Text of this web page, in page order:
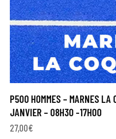
P500 HOMMES – MARNES LA
JANVIER – 08H30 -17H00
27,00€